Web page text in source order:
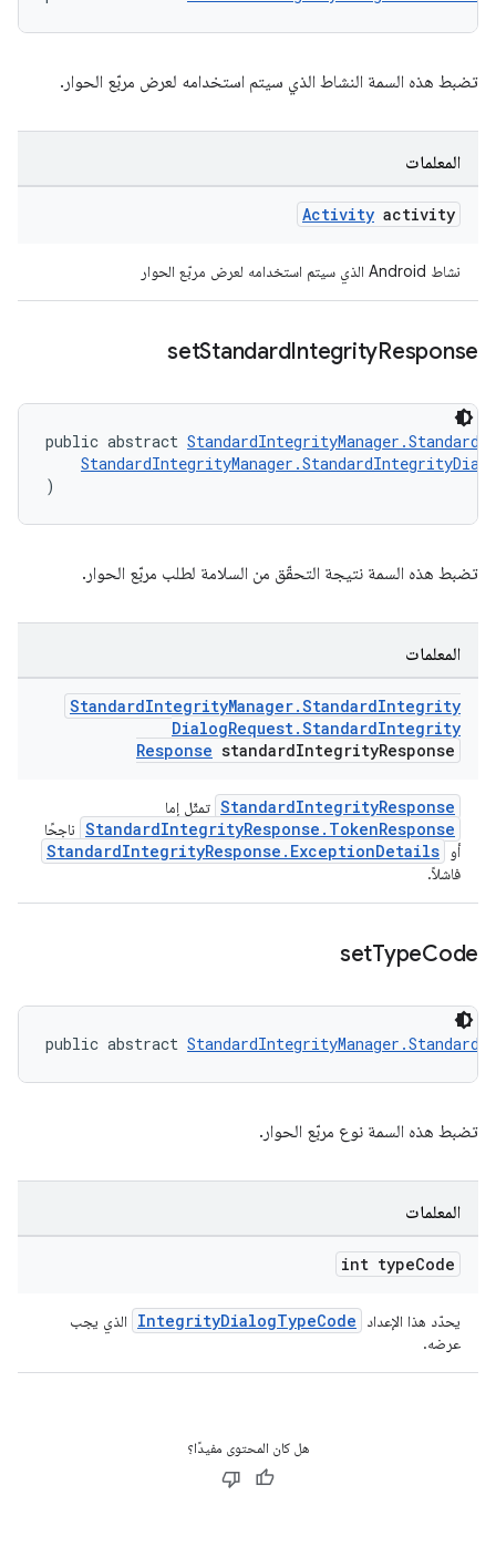
تضبط هذه السمة النشاط الذي سيتم استخدامه لعرض مربّع الحوار.
المعلمات
Activity activity
نشاط Android الذي سيتم استخدامه لعرض مربّع الحوار
setStandardIntegrityResponse
public abstract
)
تضبط هذه السمة نتيجة التحقّق من السلامة لطلب مربّع الحوار.
المعلمات
StandardIntegrityManager.StandardIntegrity
DialogRequest.StandardIntegrity
Response standardIntegrityResponse
StandardIntegrityResponse تمثّل إما
StandardIntegrityResponse.TokenResponse ناجحًا
أو
StandardIntegrityResponse.ExceptionDetails
فاشلاً.
setTypeCode
public abstract
تضبط هذه السمة نوع مربّع الحوار.
المعلمات
int typeCode
يحدّد هذا الإعداد IntegrityDialogTypeCode
الذي يجب
عرضه.
هل كان المحتوى مفيدًا؟